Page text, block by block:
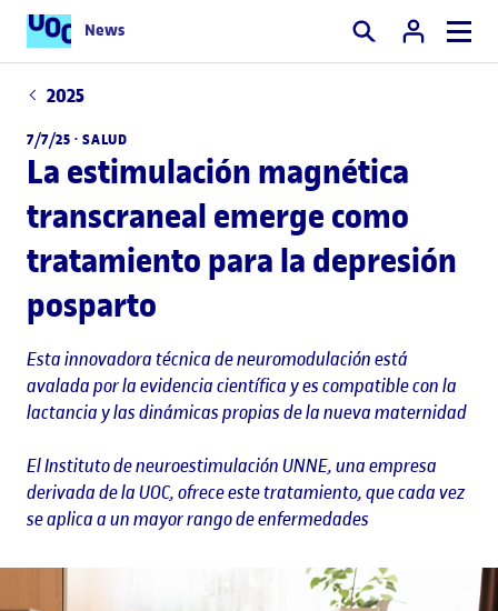
News Buscar
2025
7/7/25 ·SALUD
La estimulación magnética
transcraneal emerge como
tratamiento para la depresión
posparto
Esta innovadora técnica de neuromodulación está
avalada por la evidencia científica y es compatible con la
lactancia y las dinámicas propias de la nueva maternidad
El Instituto de neuroestimulación UNNE, una empresa
derivada de la UOC, ofrece este tratamiento, que cada vez
se aplica a un mayor rango de enfermedades